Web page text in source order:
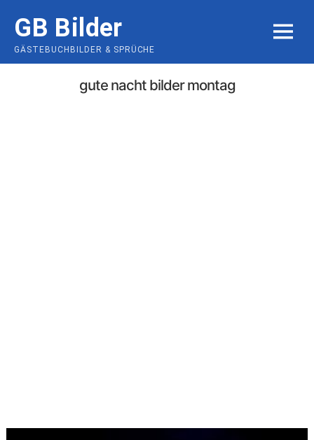
content
GB Bilder
GÄSTEBUCHBILDER & SPRÜCHE
MENU
gute nacht bilder montag